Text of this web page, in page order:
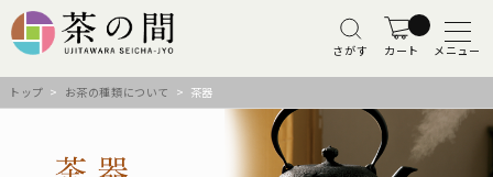
さがす カート メニュー
トップ > お茶の種類について > 茶器